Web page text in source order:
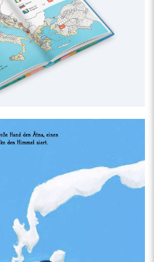
in den USA, in Spanien und in
dieses Buches, Dora
auf Weltreise, bevor er mit ihr
und sie Eltern von Celestine und
sich die ganze Familie
mit dem Van von Lausanne bis in
entstand das Projekt
Lausanne geboren und ist
veröffentlichte sie ihr erstes
der einjährigen Reise mit ihrem
Seitdem nahm sie
Aufträge an. Sie spielt
doch ihre besondere
Denn diese
zu zeichnen und Werke mit